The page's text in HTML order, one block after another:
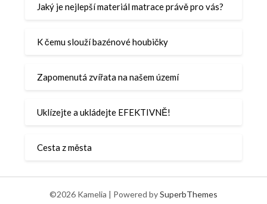
Jaký je nejlepší materiál matrace právě pro vás?
K čemu slouží bazénové houbičky
Zapomenutá zvířata na našem území
Uklízejte a ukládejte EFEKTIVNĚ!
Cesta z města
©2026 Kamelia | Powered bySuperbThemes